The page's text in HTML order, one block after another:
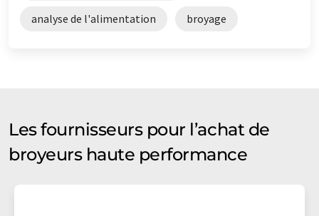
analyse de l'alimentation broyage
Les fournisseurs pour l’achat de
broyeurs haute performance